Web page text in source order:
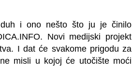
duh i ono nešto što ju je činilo
Novi medijski projekt
I dat će svakome prigodu za
misli u kojoj će utočište moći